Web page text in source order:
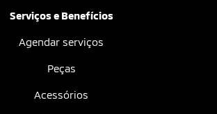
Serviços e Benefícios
Agendar serviços
Peças
Acessórios